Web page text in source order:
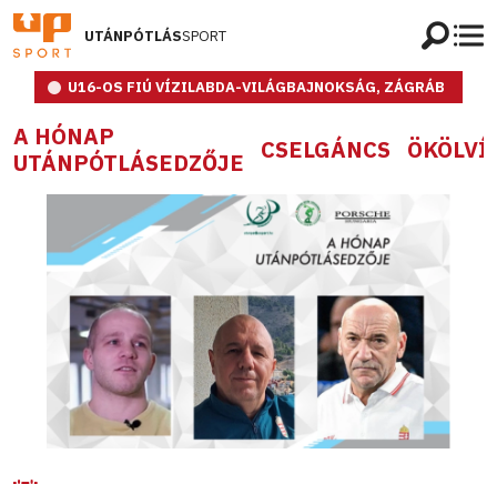
UTÁNPÓTLÁSSPORT
U16-OS FIÚ VÍZILABDA-VILÁGBAJNOKSÁG, ZÁGRÁB
A HÓNAP
UTÁNPÓTLÁSEDZŐJE
CSELGÁNCS